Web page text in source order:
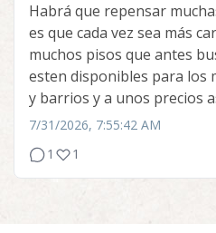
Habrá que repensar
es que cada vez sea más
muchos pisos que antes
esten disponibles para los
y barrios y a unos precios
7/31/2026, 7:55:42 AM
1
1